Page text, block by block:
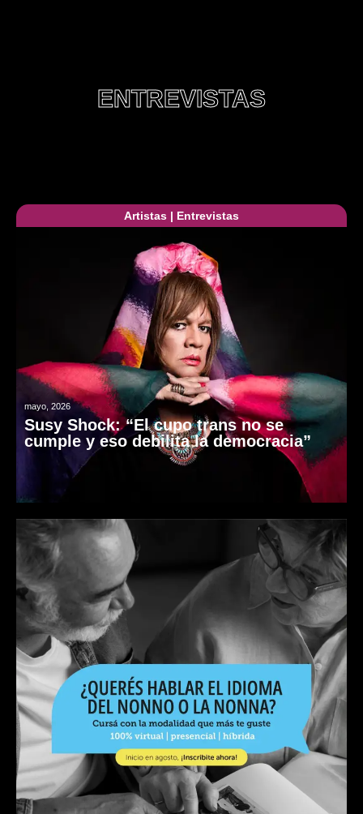
ENTREVISTAS
Artistas | Entrevistas
mayo, 2026
Susy Shock: “El cupo trans no se
cumple y eso debilita la democracia”